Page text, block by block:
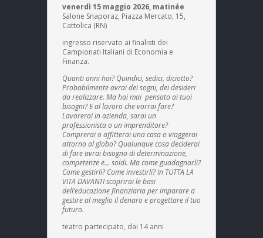
venerdì 15 maggio 2026, matinée
Salone Snaporaz, Piazza Mercato, 15,
Cattolica (RN)
ingresso riservato ai finalisti dei
Campionati Italiani di Economia e
Finanza.
Quanti anni hai? Quindici, sedici, diciotto?
Probabilmente avrai dei sogni, dei desideri
da realizzare. Ma hai mai pensato ai tuoi
bisogni? E al lavoro che vorrai fare?
Lavorerai in azienda, sarai un
professionista o un imprenditore?
Comprerai o affitterai una casa o viaggerai
attorno al globo? Qualunque cosa deciderai
di fare avrai bisogno di determinazione,
competenze e… soldi. Ma come guadagnarli?
Come gestirli? Come investirli? In TUTTA LA
VITA DAVANTI scoprirai le basi
dell’educazione finanziaria per imparare a
gestire al meglio il denaro e progettare il tuo
futuro.
teatro partecipato, dai 14 anni